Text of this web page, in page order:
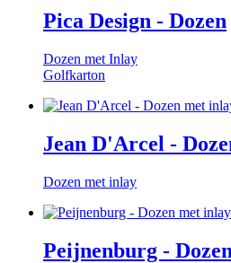
Pica Design - Dozen
Dozen met Inlay
Golfkarton
Jean D'Arcel -
Dozen met inlay
Peijnenburg -